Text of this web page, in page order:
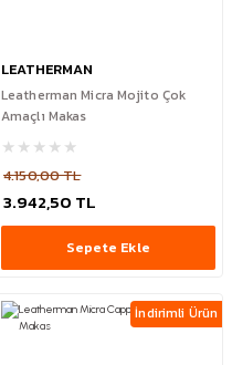
LEATHERMAN
Leatherman Micra Mojito Çok
Amaçlı Makas
4.150,00 TL
3.942,50 TL
Sepete Ekle
İndirimli Ürün